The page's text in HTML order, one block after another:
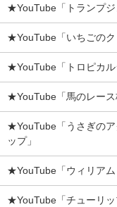
★YouTube「トランプジ
★YouTube「いちごのク
★YouTube「トロピカル
★YouTube「馬のレース
★YouTube「うさぎのア
ップ」
★YouTube「ウィリアム
★YouTube「チューリッ